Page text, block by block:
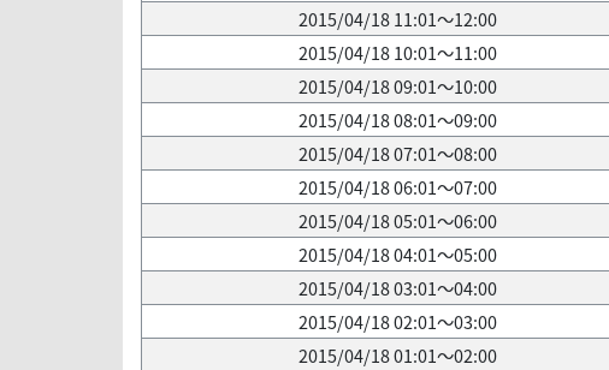
2015/04/18 11:01～12:00
2015/04/18 10:01～11:00
2015/04/18 09:01～10:00
2015/04/18 08:01～09:00
2015/04/18 07:01～08:00
2015/04/18 06:01～07:00
2015/04/18 05:01～06:00
2015/04/18 04:01～05:00
2015/04/18 03:01～04:00
2015/04/18 02:01～03:00
2015/04/18 01:01～02:00